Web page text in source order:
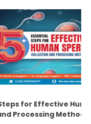
Human Sperm